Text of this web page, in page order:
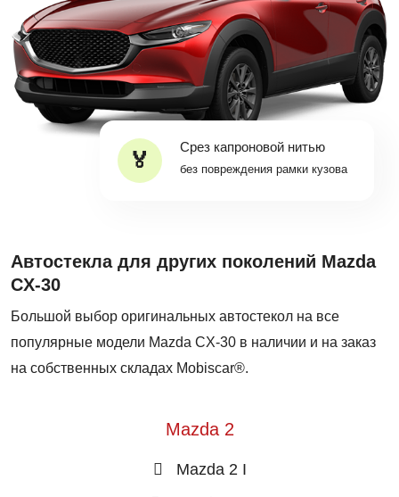
Срез капроновой нитью
без повреждения рамки кузова
Автостекла для других поколений Mazda
CX-30
Большой выбор оригинальных автостекол на все
популярные модели Mazda CX-30 в наличии и на заказ
на собственных складах Mobiscar®.
Mazda 2
Mazda 2 I